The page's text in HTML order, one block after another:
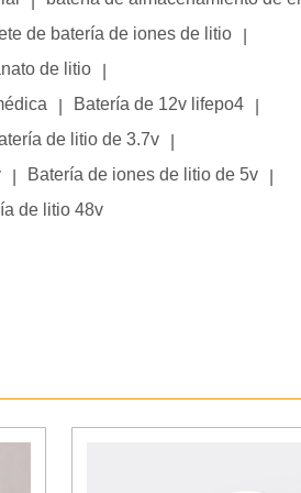
de batería de iones de litio
de litio
Batería de 12v lifepo4
de litio de 3.7v
Batería de iones de litio de 5v
de litio 48v